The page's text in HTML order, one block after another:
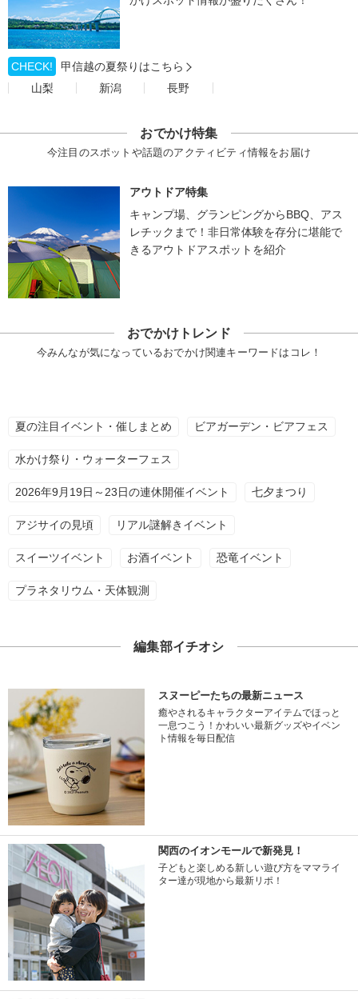
CHECK!
甲信越の夏祭りはこちら
山梨
新潟 長野
おでかけ特集
今注目のスポットや話題のアクティビティ情報をお届け
アウトドア特集
キャンプ場、グランピングからBBQ、アス
レチックまで！非日常体験を存分に堪能で
きるアウトドアスポットを紹介
おでかけトレンド
今みんなが気になっているおでかけ関連キーワードはコレ！
夏の注目イベント・催しまとめ ビアガーデン・ビアフェス
水かけ祭り・ウォーターフェス
2026年9月19日～23日の連休開催イベント 七夕まつり
アジサイの見頃 リアル謎解きイベント
スイーツイベント お酒イベント 恐竜イベント
プラネタリウム・天体観測
編集部イチオシ
スヌーピーたちの最新ニュース
癒やされるキャラクターアイテムでほっと
一息つこう！かわいい最新グッズやイベン
ト情報を毎日配信
関西のイオンモールで新発見！
子どもと楽しめる新しい遊び方をママライ
ター達が現地から最新リポ！